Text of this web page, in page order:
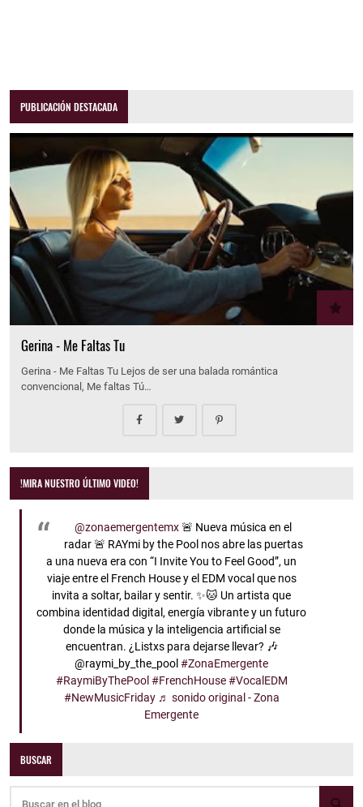
PUBLICACIÓN DESTACADA
Gerina - Me Faltas Tu
Gerina - Me Faltas Tu Lejos de ser una balada romántica
convencional, Me faltas Tú…
!MIRA NUESTRO ÚLTIMO VIDEO!
@zonaemergentemx🚨 Nueva música en el
radar 🚨 RAYmi by the Pool nos abre las puertas
a una nueva era con “I Invite You to Feel Good”, un
viaje entre el French House y el EDM vocal que nos
invita a soltar, bailar y sentir. ✨🐱 Un artista que
combina identidad digital, energía vibrante y un futuro
donde la música y la inteligencia artificial se
encuentran. ¿Listxs para dejarse llevar? 🎶
@raymi_by_the_pool#ZonaEmergente
#RaymiByThePool #FrenchHouse #VocalEDM
#NewMusicFriday ♬ sonido original - Zona
Emergente
BUSCAR